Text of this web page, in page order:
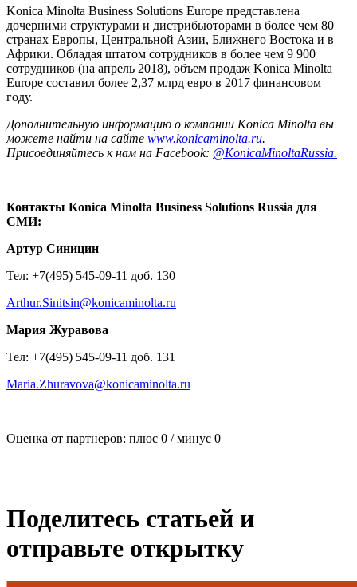
Konica Minolta Business Solutions Europe представлена
дочерними структурами и дистрибьюторами в более чем 80
странах Европы, Центральной Азии, Ближнего Востока и в
Африки. Обладая штатом сотрудников в более чем 9 900
сотрудников (на апрель 2018), объем продаж Konica Minolta
Europe составил более 2,37 млрд евро в 2017 финансовом
году.
Дополнительную информацию о компании Konica Minolta вы
можете найти на сайте www.konicaminolta.ru.
Присоединяйтесь к нам на Facebook: @KonicaMinoltaRussia.
Контакты Konica Minolta Business Solutions Russia для
СМИ:
Артур Синицин
Тел: +7(495) 545-09-11 доб. 130
Arthur.Sinitsin@konicaminolta.ru
Мария Журавова
Тел: +7(495) 545-09-11 доб. 131
Maria.Zhuravova@konicaminolta.ru
Оценка от партнеров: плюс 0 / минус 0
Поделитесь статьей и
отправьте открытку